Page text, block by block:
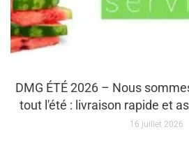
DMG ÉTÉ 2026 – Nous
tout l'été : livraison rapide et
16 juillet 2026